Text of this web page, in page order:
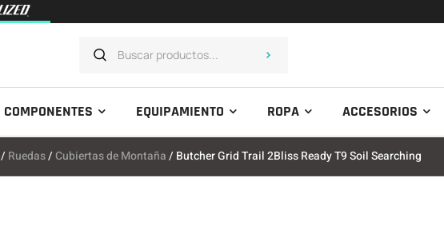
COMPONENTES EQUIPAMIENTO ROPA ACCESORIOS
/ Ruedas/ Cubiertas de Montaña/ Butcher Grid Trail 2Bliss Ready T9 Soil Searching